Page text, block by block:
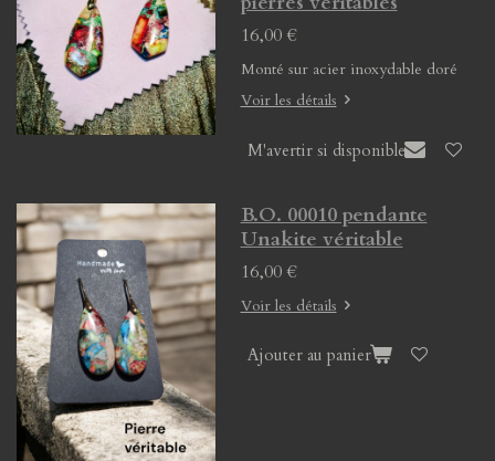
16,00 €
Monté sur acier inoxydable doré
Voir les détails
M'avertir si disponible
B.O. 00010 pendante
Unakite véritable
16,00 €
Voir les détails
Ajouter au panier